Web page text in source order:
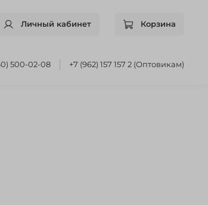
Личный кабинет Корзина
500-02-08 +7 (962) 157 157 2 (Оптовикам)